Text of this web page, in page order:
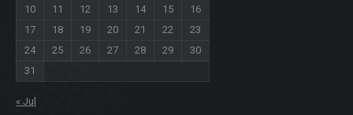
10
11 12 13 14 15
16
17
18 19 20 21 22
23
24
25 26 27 28 29
30
31
« Jul